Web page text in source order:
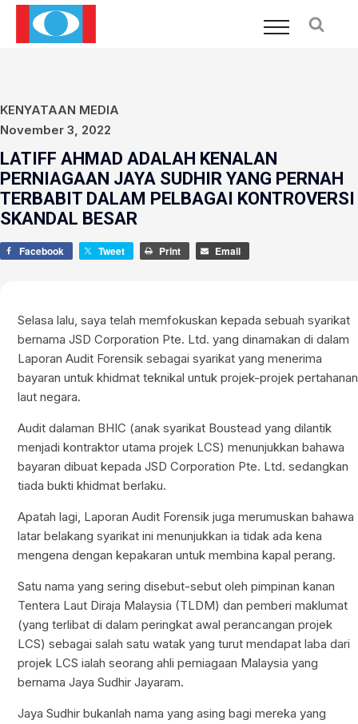
KENYATAAN MEDIA
November 3, 2022
LATIFF AHMAD ADALAH KENALAN
PERNIAGAAN JAYA SUDHIR YANG PERNAH
TERBABIT DALAM PELBAGAI KONTROVERSI
SKANDAL BESAR
Facebook Tweet Print Email
Selasa lalu, saya telah memfokuskan kepada sebuah syarikat
bernama JSD Corporation Pte. Ltd. yang dinamakan di dalam
Laporan Audit Forensik sebagai syarikat yang menerima
bayaran untuk khidmat teknikal untuk projek-projek pertahanan
laut negara.
Audit dalaman BHIC (anak syarikat Boustead yang dilantik
menjadi kontraktor utama projek LCS) menunjukkan bahawa
bayaran dibuat kepada JSD Corporation Pte. Ltd. sedangkan
tiada bukti khidmat berlaku.
Apatah lagi, Laporan Audit Forensik juga merumuskan bahawa
latar belakang syarikat ini menunjukkan ia tidak ada kena
mengena dengan kepakaran untuk membina kapal perang.
Satu nama yang sering disebut-sebut oleh pimpinan kanan
Tentera Laut Diraja Malaysia (TLDM) dan pemberi maklumat
(yang terlibat di dalam peringkat awal perancangan projek
LCS) sebagai salah satu watak yang turut mendapat laba dari
projek LCS ialah seorang ahli perniagaan Malaysia yang
bernama Jaya Sudhir Jayaram.
Jaya Sudhir bukanlah nama yang asing bagi mereka yang